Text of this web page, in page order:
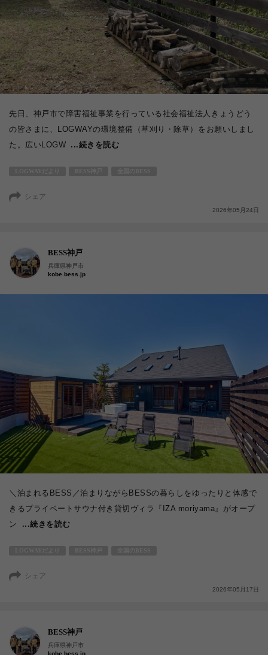
先日、神戸市で障害福祉事業を行っている社会福祉法人きょうどう
の皆さまに、LOGWAYの環境整備（草刈り・除草）をお願いしまし
た。広いLOGW ...続きを読む
シェア
2026年05月24日
BESS神戸
兵庫県神戸市
kobe.bess.jp
＼泊まれるBESS／泊まりながらBESSの暮らしをゆったりと体感で
きるプライベートサウナ付き貸切ヴィラ『IZA moriyama』がオープ
ン
...続きを読む
シェア
2026年05月17日
BESS神戸
兵庫県神戸市
kobe.bess.jp